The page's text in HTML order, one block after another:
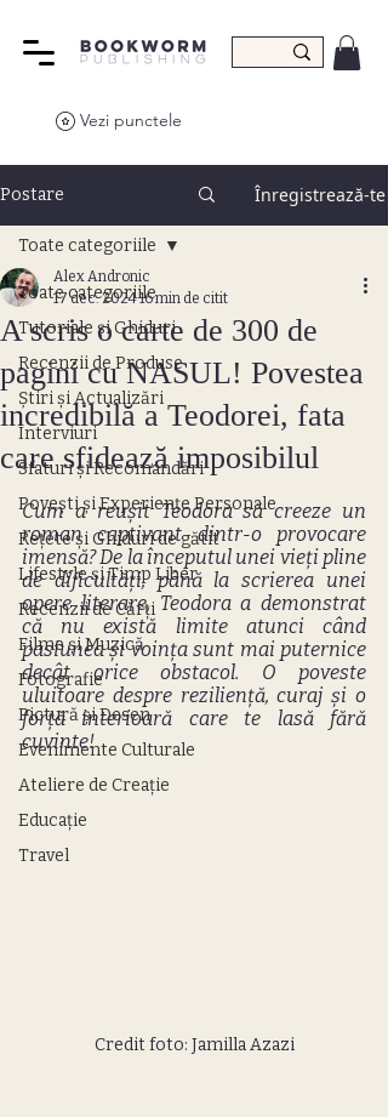
Vezi punctele
Postare Înregistrează-te
Toate categoriile
Tutoriale și Ghiduri
Recenzii de Produse
Știri și Actualizări
Interviuri
Sfaturi și Recomandări
Povești și Experiențe Personale
Rețete și Ghiduri de gătit
Lifestyle și Timp Liber
Recenzii de Cărți
Filme și Muzică
Fotografie
Pictură și Desen
Evenimente Culturale
Ateliere de Creație
Educație
Travel
Toate categoriile
A scris o carte de 300 de
pagini cu NASUL! Povestea
incredibilă a Teodorei, fata
care sfidează imposibilul
Alex Andronic
17 dec. 202416 min de citit
Cum a reușit Teodora să creeze un
roman captivant dintr-o provocare
imensă? De la începutul unei vieți pline
de dificultăți, până la scrierea unei
opere literare, Teodora a demonstrat
că nu există limite atunci când
pasiunea și voința sunt mai puternice
decât orice obstacol. O poveste
uluitoare despre reziliență, curaj și o
forță interioară care te lasă fără
cuvinte!
Credit foto: Jamilla Azazi